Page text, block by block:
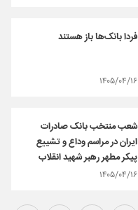
فردا بانک‌ها باز هستند
۱۴۰۵/۰۴/۱۶
شعب منتخب بانک صادرات
ایران در مراسم وداع و تشییع
پیکر مطهر رهبر شهید انقلاب
۱۴۰۵/۰۴/۱۶